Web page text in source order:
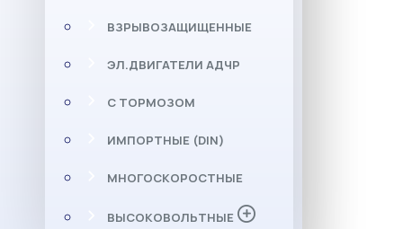
ВЗРЫВОЗАЩИЩЕННЫЕ
ЭЛ.ДВИГАТЕЛИ АДЧР
С ТОРМОЗОМ
ИМПОРТНЫЕ (DIN)
МНОГОСКОРОСТНЫЕ
ВЫСОКОВОЛЬТНЫЕ